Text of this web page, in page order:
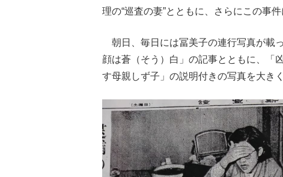
理の“巡査の妻”とともに、さらにこの事
朝日、毎日には冨美子の連行写真が載
顔は蒼（そう）白」の記事とともに、「
す母親しず子」の説明付きの写真を大き